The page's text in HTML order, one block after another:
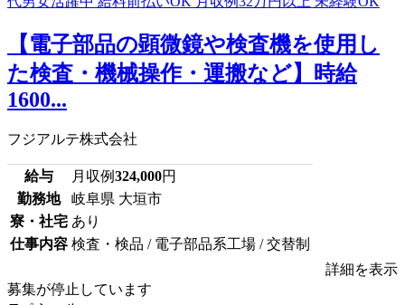
【電子部品の顕微鏡や検査機を使用し
た検査・機械操作・運搬など】時給
1600...
フジアルテ株式会社
給与 月収例324,000円
勤務地
岐阜県 大垣市
寮・社宅 あり
仕事内容 検査・検品 / 電子部品系工場 / 交替制
詳細を表示
募集が停止しています